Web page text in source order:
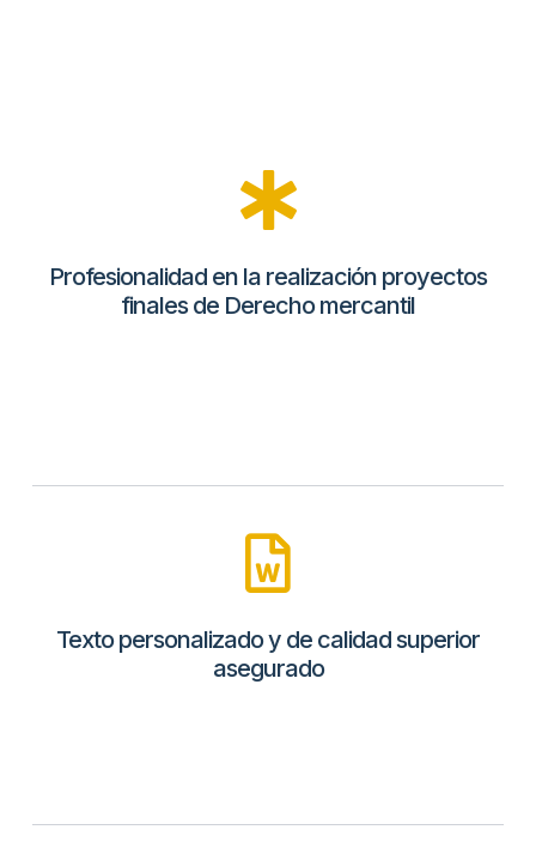
Profesionalidad en la realización proyectos
finales de Derecho mercantil
Texto personalizado y de calidad superior
asegurado​